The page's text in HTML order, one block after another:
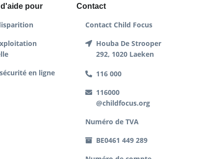
pour
en ligne
Contact
Contact Child Focus
Houba De Strooper
292, 1020 Laeken
116 000
116000
@childfocus.org
Numéro de TVA
BE0461 449 289